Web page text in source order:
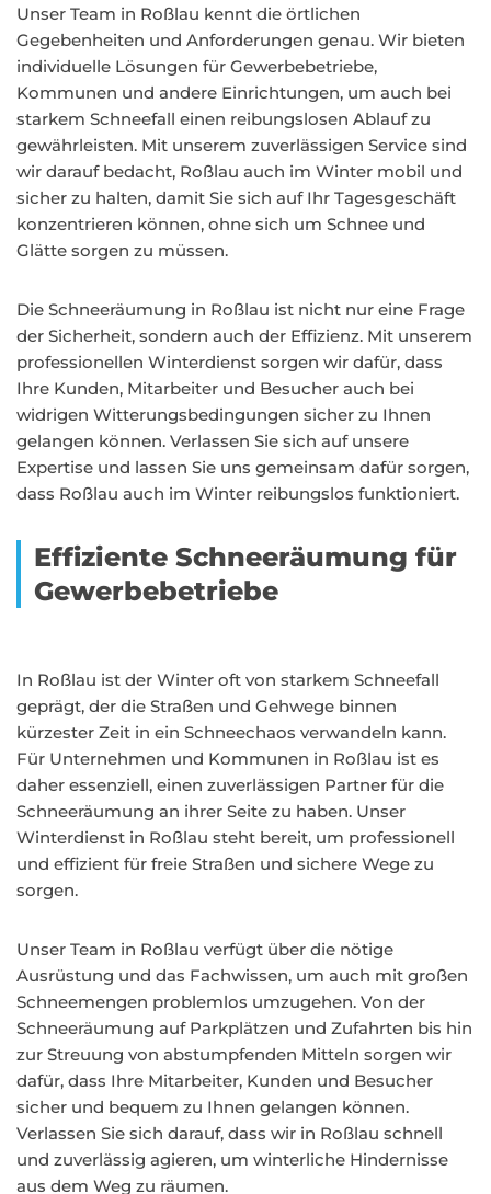
Unser Team in Roßlau kennt die örtlichen
Gegebenheiten und Anforderungen genau. Wir bieten
individuelle Lösungen für Gewerbebetriebe,
Kommunen und andere Einrichtungen, um auch bei
starkem Schneefall einen reibungslosen Ablauf zu
gewährleisten. Mit unserem zuverlässigen Service sind
wir darauf bedacht, Roßlau auch im Winter mobil und
sicher zu halten, damit Sie sich auf Ihr Tagesgeschäft
konzentrieren können, ohne sich um Schnee und
Glätte sorgen zu müssen.
Die Schneeräumung in Roßlau ist nicht nur eine Frage
der Sicherheit, sondern auch der Effizienz. Mit unserem
professionellen Winterdienst sorgen wir dafür, dass
Ihre Kunden, Mitarbeiter und Besucher auch bei
widrigen Witterungsbedingungen sicher zu Ihnen
gelangen können. Verlassen Sie sich auf unsere
Expertise und lassen Sie uns gemeinsam dafür sorgen,
dass Roßlau auch im Winter reibungslos funktioniert.
Effiziente Schneeräumung für
Gewerbebetriebe
In Roßlau ist der Winter oft von starkem Schneefall
geprägt, der die Straßen und Gehwege binnen
kürzester Zeit in ein Schneechaos verwandeln kann.
Für Unternehmen und Kommunen in Roßlau ist es
daher essenziell, einen zuverlässigen Partner für die
Schneeräumung an ihrer Seite zu haben. Unser
Winterdienst in Roßlau steht bereit, um professionell
und effizient für freie Straßen und sichere Wege zu
sorgen.
Unser Team in Roßlau verfügt über die nötige
Ausrüstung und das Fachwissen, um auch mit großen
Schneemengen problemlos umzugehen. Von der
Schneeräumung auf Parkplätzen und Zufahrten bis hin
zur Streuung von abstumpfenden Mitteln sorgen wir
dafür, dass Ihre Mitarbeiter, Kunden und Besucher
sicher und bequem zu Ihnen gelangen können.
Verlassen Sie sich darauf, dass wir in Roßlau schnell
und zuverlässig agieren, um winterliche Hindernisse
aus dem Weg zu räumen.